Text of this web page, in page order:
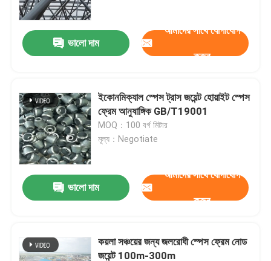
ভালো দাম
আমাদের সাথে যোগাযোগ
করুন
ইকোনমিক্যাল স্পেস ট্রাস জয়েন্ট হোয়াইট স্পেস
ফ্রেম আনুষাঙ্গিক GB/T19001
MOQ：100 বর্গ মিটার
মূল্য：Negotiate
ভালো দাম
আমাদের সাথে যোগাযোগ
করুন
কয়লা সঞ্চয়ের জন্য জলরোধী স্পেস ফ্রেম নোড
জয়েন্ট 100m-300m